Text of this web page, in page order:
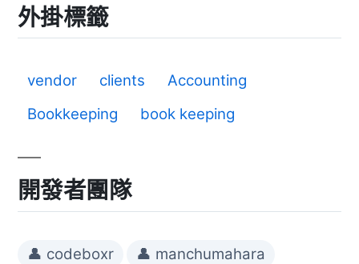
外掛標籤
vendor clients
Accounting
Bookkeeping
book keeping
開發者團隊
👤 codeboxr 👤 manchumahara